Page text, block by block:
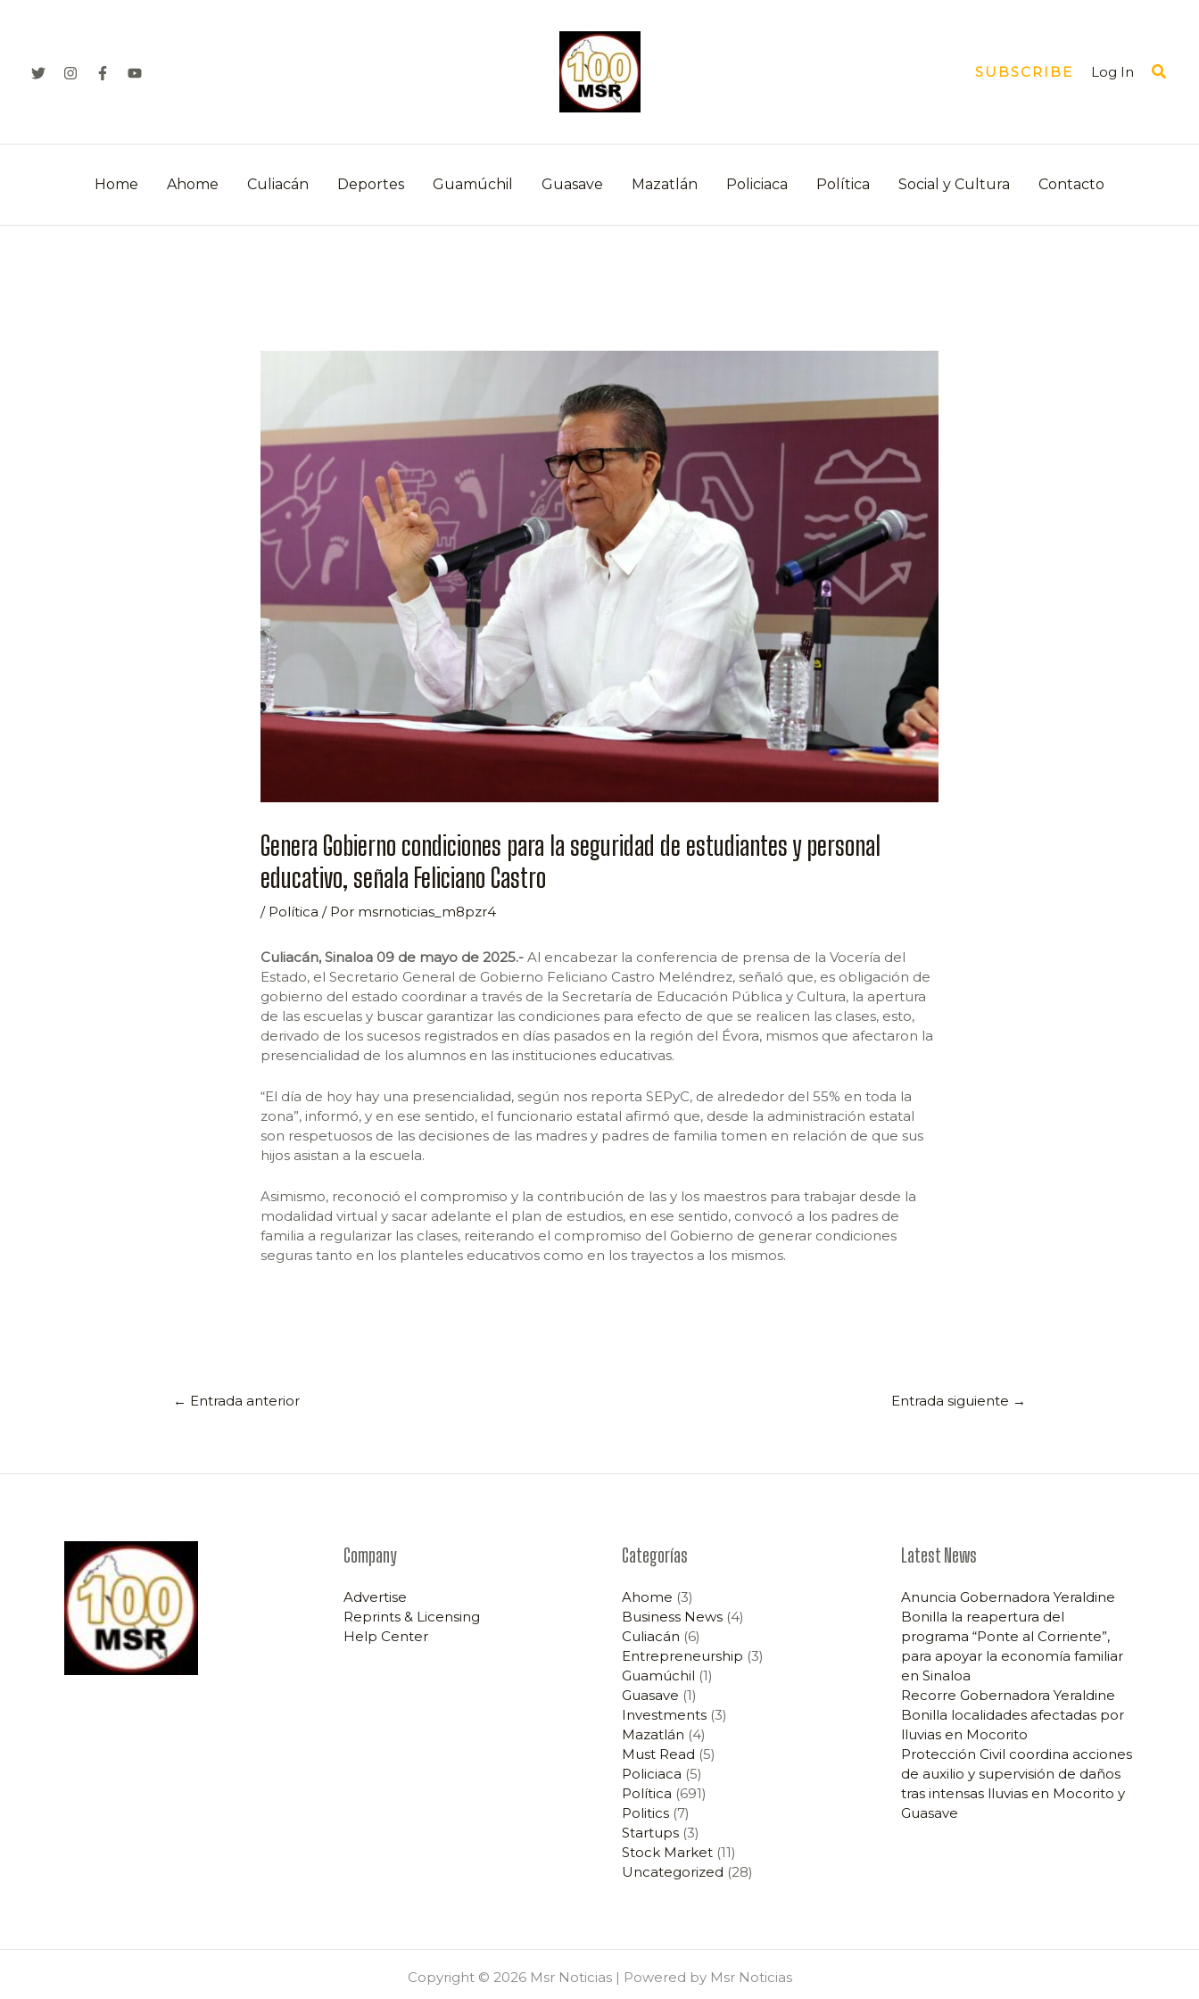
SUBSCRIBE
Log In
Home Ahome Culiacán Deportes Guamúchil Guasave Mazatlán Policiaca Política Social y Cultura Contacto
Genera Gobierno condiciones para la seguridad de estudiantes y personal
educativo, señala Feliciano Castro
/ Política / Por msrnoticias_m8pzr4
Culiacán, Sinaloa 09 de mayo de 2025.-Al encabezar la conferencia de prensa de la Vocería del
Estado, el Secretario General de Gobierno Feliciano Castro Meléndrez, señaló que, es obligación de
gobierno del estado coordinar a través de la Secretaría de Educación Pública y Cultura, la apertura
de las escuelas y buscar garantizar las condiciones para efecto de que se realicen las clases, esto,
derivado de los sucesos registrados en días pasados en la región del Évora, mismos que afectaron la
presencialidad de los alumnos en las instituciones educativas.
“El día de hoy hay una presencialidad, según nos reporta SEPyC, de alrededor del 55% en toda la
zona”, informó, y en ese sentido, el funcionario estatal afirmó que, desde la administración estatal
son respetuosos de las decisiones de las madres y padres de familia tomen en relación de que sus
hijos asistan a la escuela.
Asimismo, reconoció el compromiso y la contribución de las y los maestros para trabajar desde la
modalidad virtual y sacar adelante el plan de estudios, en ese sentido, convocó a los padres de
familia a regularizar las clases, reiterando el compromiso del Gobierno de generar condiciones
seguras tanto en los planteles educativos como en los trayectos a los mismos.
← Entrada anterior Entrada siguiente →
Company
Advertise
Reprints & Licensing
Help Center
Categorías
Ahome (3)
Business News (4)
Culiacán (6)
Entrepreneurship (3)
Guamúchil (1)
Guasave (1)
Investments (3)
Mazatlán (4)
Must Read (5)
Policiaca (5)
Política (691)
Politics (7)
Startups (3)
Stock Market (11)
Uncategorized (28)
Latest News
Anuncia Gobernadora Yeraldine
Bonilla la reapertura del
programa “Ponte al Corriente”,
para apoyar la economía familiar
en Sinaloa
Recorre Gobernadora Yeraldine
Bonilla localidades afectadas por
lluvias en Mocorito
Protección Civil coordina acciones
de auxilio y supervisión de daños
tras intensas lluvias en Mocorito y
Guasave
Copyright © 2026 Msr Noticias | Powered by Msr Noticias